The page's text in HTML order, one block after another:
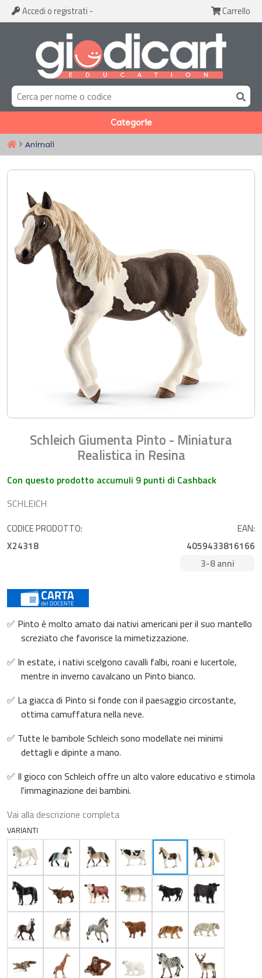
Accedi o registrati - Carrello
Categorie
Animali
Schleich Giumenta Pinto - Miniatura
Realistica in Resina
Con questo prodotto accumuli 9 punti di Cashback
SCHLEICH
CODICE PRODOTTO:
X24318
EAN:
4059433816166
3-8 anni
✅ Pinto è molto amato dai nativi americani per il suo mantello
screziato che favorisce la mimetizzazione.
✅ In estate, i nativi scelgono cavalli falbi, roani e lucertole,
mentre in inverno cavalcano un Pinto bianco.
✅ La giacca di Pinto si fonde con il paesaggio circostante,
ottima camuffatura nella neve.
✅ Tutte le bambole Schleich sono modellate nei minimi
dettagli e dipinte a mano.
✅ Il gioco con Schleich offre un alto valore educativo e stimola
l'immaginazione dei bambini.
Vai alla descrizione completa
VARIANTI